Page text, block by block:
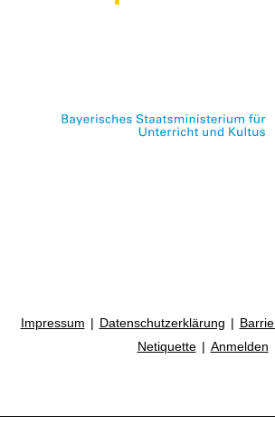
Impressum Datenschutzerklärung
Netiquette
Anmelden